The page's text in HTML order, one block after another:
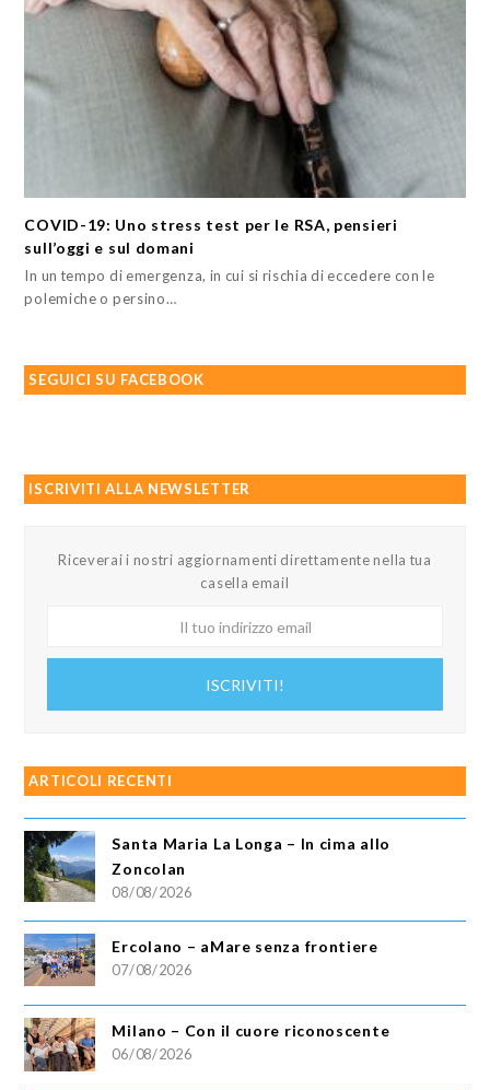
COVID-19: Uno stress test per le RSA, pensieri
sull’oggi e sul domani
In un tempo di emergenza, in cui si rischia di eccedere con le
polemiche o persino…
SEGUICI SU FACEBOOK
ISCRIVITI ALLA NEWSLETTER
Riceverai i nostri aggiornamenti direttamente nella tua
casella email
ISCRIVITI!
ARTICOLI RECENTI
Santa Maria La Longa – In cima allo
Zoncolan
08/08/2026
Ercolano – aMare senza frontiere
07/08/2026
Milano – Con il cuore riconoscente
06/08/2026